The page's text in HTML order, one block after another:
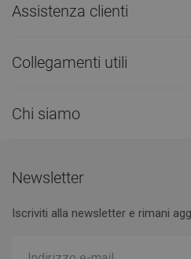
Assistenza clienti
Collegamenti utili
Chi siamo
Newsletter
Iscriviti alla newsletter e rimani